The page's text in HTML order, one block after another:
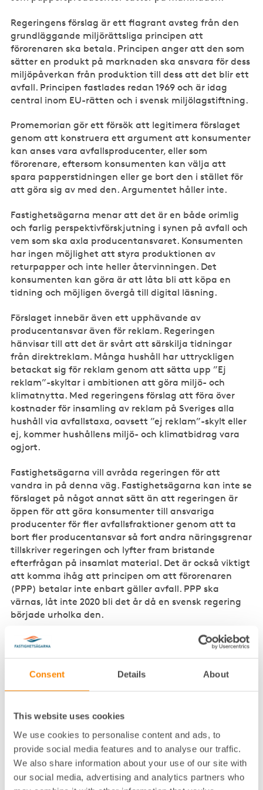
Consent Details About
This website uses cookies
We use cookies to personalise content and ads, to
provide social media features and to analyse our traffic.
We also share information about your use of our site with
our social media, advertising and analytics partners who
Regeringens förslag är ett flagrant avsteg från den
grundläggande miljörättsliga principen att
förorenaren ska betala. Principen anger att den som
sätter en produkt på marknaden ska ansvara för dess
miljöpåverkan från produktion till dess att det blir ett
avfall. Principen fastlades redan 1969 och är idag
central inom EU-rätten och i svensk miljölagstiftning.
Promemorian gör ett försök att legitimera förslaget
genom att konstruera ett argument att konsumenter
kan anses vara avfallsproducenter, eller som
förorenare, eftersom konsumenten kan välja att
spara papperstidningen eller ge bort den i stället för
att göra sig av med den. Argumentet håller inte.
Fastighetsägarna menar att det är en både orimlig
och farlig perspektivförskjutning i synen på avfall och
vem som ska axla producentansvaret. Konsumenten
har ingen möjlighet att styra produktionen av
returpapper och inte heller återvinningen. Det
konsumenten kan göra är att låta bli att köpa en
tidning och möjligen övergå till digital läsning.
Förslaget innebär även ett upphävande av
producentansvar även för reklam. Regeringen
hänvisar till att det är svårt att särskilja tidningar
från direktreklam. Många hushåll har uttryckligen
betackat sig för reklam genom att sätta upp ”Ej
reklam”-skyltar i ambitionen att göra miljö- och
klimatnytta. Med regeringens förslag att föra över
kostnader för insamling av reklam på Sveriges alla
hushåll via avfallstaxa, oavsett ”ej reklam”-skylt eller
ej, kommer hushållens miljö- och klimatbidrag vara
ogjort.
Fastighetsägarna vill avråda regeringen för att
vandra in på denna väg. Fastighetsägarna kan inte se
förslaget på något annat sätt än att regeringen är
öppen för att göra konsumenter till ansvariga
producenter för fler avfallsfraktioner genom att ta
bort fler producentansvar så fort andra näringsgrenar
tillskriver regeringen och lyfter fram bristande
efterfrågan på insamlat material. Det är också viktigt
att komma ihåg att principen om att förorenaren
(PPP) betalar inte enbart gäller avfall. PPP ska
värnas, låt inte 2020 bli det år då en svensk regering
började urholka den.
Enligt förslaget kommer även verksamheter att
drabbas av förslaget att insamling av returpapper
kommer att beläggas med en högre taxa för
insamling oavsett om verksamheten ger upphov till
underlag för en överslagsberäkning av vilka kostnader
det skulle kunna röra sig om. Fastighetsägarna anser
att det inte är acceptabelt att fatta beslut utan att
ha utrett konsekvenserna för verksamheter.
Fastighetsägarna föreslår att regeringen tar ett